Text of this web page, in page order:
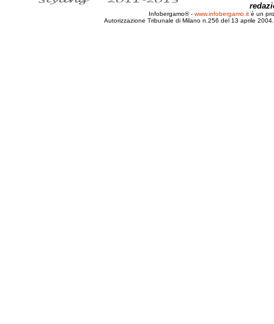
Infobergamo® - www.infobergamo.it è un
Autorizzazione Tribunale di Milano n.256 del 13 aprile